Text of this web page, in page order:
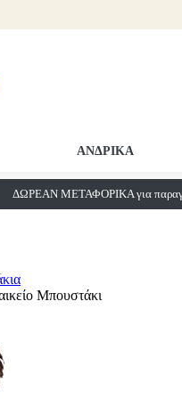
ΑΝΔΡΙΚΑ
ΔΩΡΕΑΝ ΜΕΤΑΦΟΡΙΚΑ για
Μπουστάκι